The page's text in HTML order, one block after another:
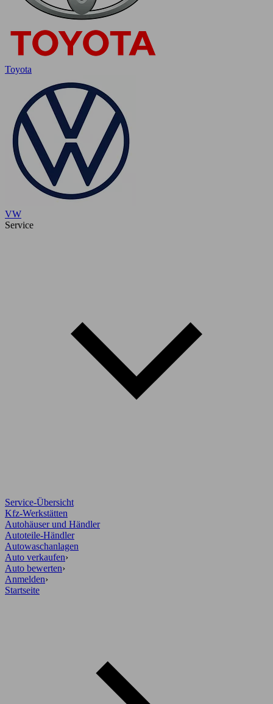
Toyota
VW
Service
Service-Übersicht
Kfz-Werkstätten
Autohäuser und Händler
Autoteile-Händler
Autowaschanlagen
Auto verkaufen›
Auto bewerten›
Anmelden›
Startseite